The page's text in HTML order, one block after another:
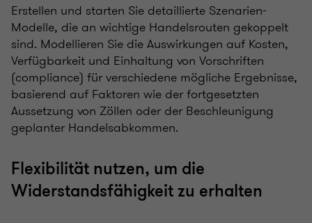
Erstellen und starten Sie detaillierte Szenarien-
Modelle, die an wichtige Handelsrouten gekoppelt
sind. Modellieren Sie die Auswirkungen auf Kosten,
Verfügbarkeit und Einhaltung von Vorschriften
(compliance) für verschiedene mögliche Ergebnisse,
basierend auf Faktoren wie der fortgesetzten
Aussetzung von Zöllen oder der Beschleunigung
geplanter Handelsabkommen.
Flexibilität nutzen, um die
Widerstandsfähigkeit zu erhalten